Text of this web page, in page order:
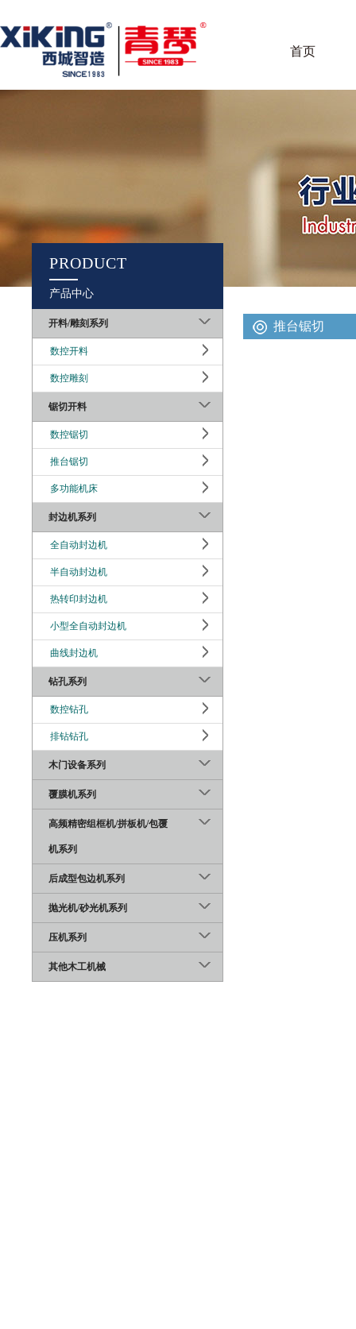
首页
PRODUCT
产品中心
开料/雕刻系列
数控开料
数控雕刻
锯切开料
数控锯切
推台锯切
多功能机床
封边机系列
全自动封边机
半自动封边机
热转印封边机
小型全自动封边机
曲线封边机
钻孔系列
数控钻孔
排钻钻孔
木门设备系列
覆膜机系列
高频精密组框机/拼板机/包覆
机系列
后成型包边机系列
抛光机/砂光机系列
压机系列
其他木工机械
推台锯切